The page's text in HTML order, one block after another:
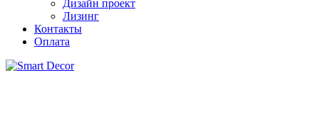
Дизайн проект
Лизинг
Контакты
Оплата